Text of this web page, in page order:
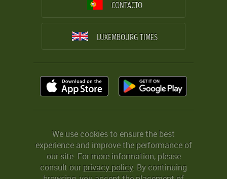
CONTACTO
LUXEMBOURG TIMES
We use cookies to ensure the best
experience and improve the performance of
our site. For more information, please
consult ourprivacy policy. By continuing